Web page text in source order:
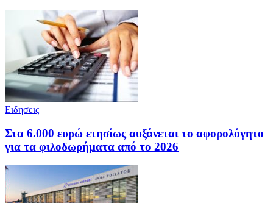
Ειδησεις
Στα 6.000 ευρώ ετησίως αυξάνεται το αφορολόγητο
για τα φιλοδωρήματα από το 2026